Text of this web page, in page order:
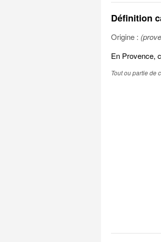
Définition
Origine :
En Provence,
Tout ou partie de